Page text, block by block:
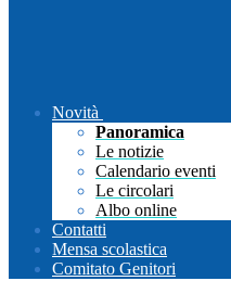
Novità
Panoramica
Le notizie
Calendario eventi
Le circolari
Albo online
Contatti
Mensa scolastica
Comitato Genitori